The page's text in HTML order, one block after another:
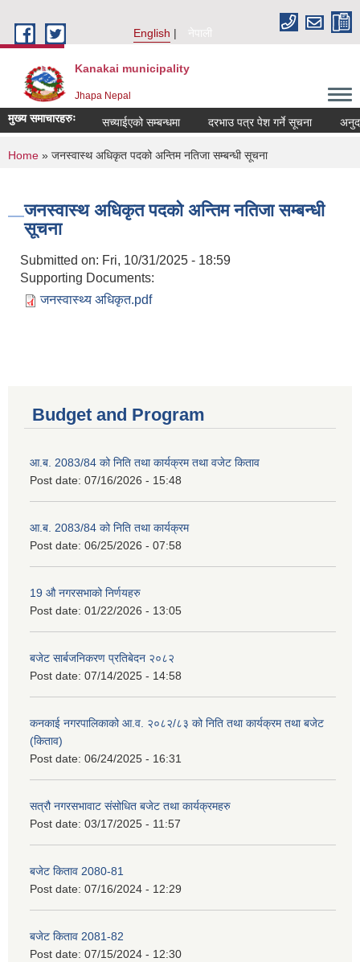
English
नेपाली
Kanakai municipality
Jhapa Nepal
मुख्य समाचारहरुः सच्याईएको सम्बन्धमा दरभाउ पत्र पेश गर्ने सूचना
You are here
Home » जनस्वास्थ अधिकृत पदको अन्तिम नतिजा सम्बन्धी सूचना
जनस्वास्थ अधिकृत पदको अन्तिम नतिजा सम्बन्धी
सूचना
Submitted on: Fri, 10/31/2025 - 18:59
Supporting Documents:
जनस्वास्थ्य अधिकृत.pdf
Budget and Program
आ.ब. 2083/84 को निति तथा कार्यक्रम तथा वजेट किताव
Post date: 07/16/2026 - 15:48
आ.ब. 2083/84 को निति तथा कार्यक्रम
Post date: 06/25/2026 - 07:58
19 औ नगरसभाको निर्णयहरु
Post date: 01/22/2026 - 13:05
बजेट सार्बजनिकरण प्रतिबेदन २०८२
Post date: 07/14/2025 - 14:58
कनकाई नगरपालिकाको आ.व. २०८२/८३ को निति तथा कार्यक्रम तथा बजेट
(किताव)
Post date: 06/24/2025 - 16:31
सत्रौ नगरसभावाट संसोधित बजेट तथा कार्यक्रमहरु
Post date: 03/17/2025 - 11:57
बजेट किताव 2080-81
Post date: 07/16/2024 - 12:29
बजेट किताव 2081-82
Post date: 07/15/2024 - 12:30